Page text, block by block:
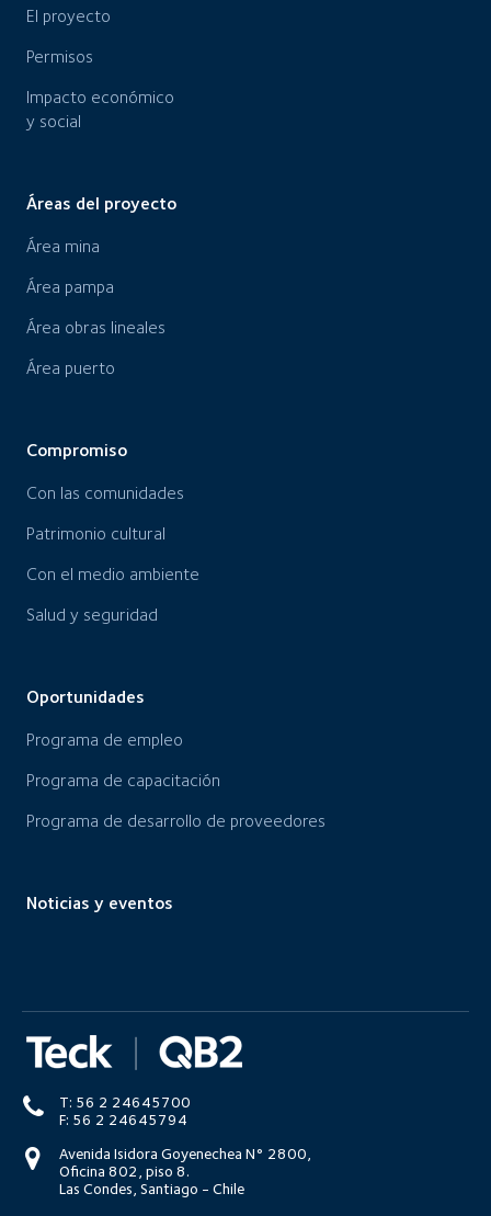
El proyecto
Permisos
Impacto económico
y social
Áreas del proyecto
Área mina
Área pampa
Área obras lineales
Área puerto
Compromiso
Con las comunidades
Patrimonio cultural
Con el medio ambiente
Salud y seguridad
Oportunidades
Programa de empleo
Programa de capacitación
Programa de desarrollo de proveedores
Noticias y eventos
T: 56 2 24645700
F: 56 2 24645794
Avenida Isidora Goyenechea N° 2800,
Oficina 802, piso 8.
Las Condes, Santiago - Chile